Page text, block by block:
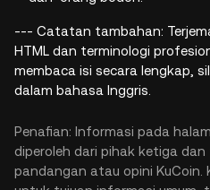
--- Catatan tambahan:
HTML dan terminologi
membaca isi secara lengkap,
dalam bahasa Inggris.
Penafian: Informasi pada
diperoleh dari pihak ketiga
pandangan atau opini KuCoin.